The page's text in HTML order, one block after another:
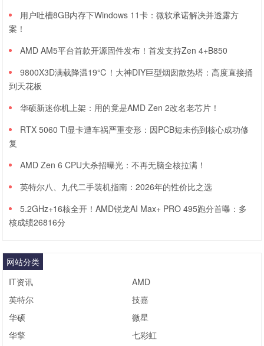
用户吐槽8GB内存下Windows 11卡：微软承诺解决并透露方
案！
AMD AM5平台首款开源固件发布！首发支持Zen 4+B850
9800X3D满载降温19℃！大神DIY巨型烟囱散热塔：高度直接捅
到天花板
华硕新迷你机上架：用的竟是AMD Zen 2改名老芯片！
RTX 5060 Ti显卡遭车祸严重变形：因PCB短未伤到核心成功修
复
AMD Zen 6 CPU大杀招曝光：不再无脑全核拉满！
英特尔八、九代二手装机指南：2026年的性价比之选
5.2GHz+16核全开！AMD锐龙AI Max+ PRO 495跑分首曝：多
核成绩26816分
网站分类
IT资讯
AMD
英特尔
技嘉
华硕
微星
华擎
七彩虹